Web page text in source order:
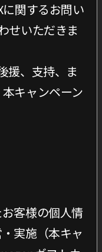
に関するお問い
せいただきま
援、支持、ま
キャンペーン
客様の個人情
実施（本キャ